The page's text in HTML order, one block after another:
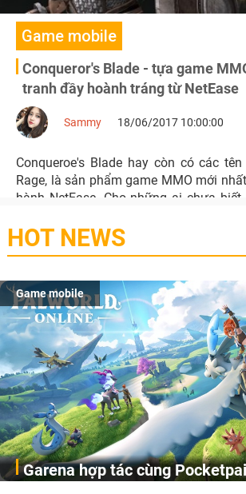
Game mobile
Conqueror's Blade - tựa game
tranh đầy hoành tráng từ NetEase
Sammy 18/06/2017 10:00:00
Conqueroe's Blade hay còn có các
Rage, là sản phẩm game MMO mới
hành NetEase. Cho những ai chưa
một trong số chúng đã từng ra mắt siêu
Online.
HOT NEWS
Game mobile
Garena hợp tác cùng